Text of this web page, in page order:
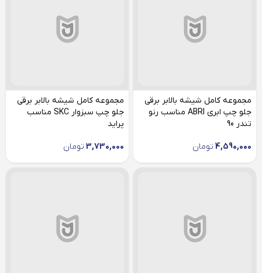
مجموعه کامل شیشه بالابر برقی
جلو چپ ابری ABRI مناسب رنو
تندر 90
4,590,000 تومان
مجموعه کامل شیشه بالابر برقی
جلو چپ سبزوار SKC مناسب
پراید
3,730,000 تومان